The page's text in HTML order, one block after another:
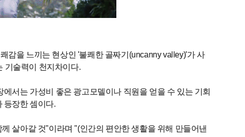
감을 느끼는 현상인 '불쾌한 골짜기(uncanny valley)'가 사
기술력이 천지차이다.
서는 가성비 좋은 광고모델이나 직원을 얻을 수 있는 기회
등장한 셈이다.
살아갈 것"이라며 "(인간의 편안한 생활을 위해 만들어낸